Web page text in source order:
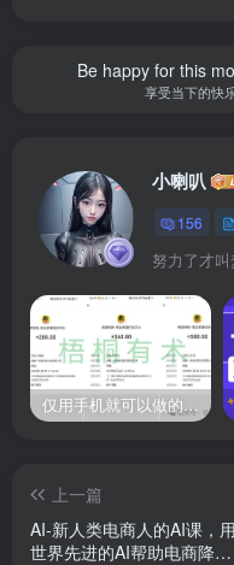
Be happy for this
享受当下的快
小喇叭
156
努力了才叫
仅用手机就可以做的小项目，当天就能见钱，每天100-300
上一篇
AI-新人类电商人的AI课，用
世界先进的AI帮助电商降本